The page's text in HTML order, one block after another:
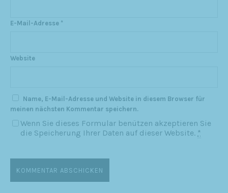
E-Mail-Adresse *
Website
Name, E-Mail-Adresse und Website in diesem Browser für
meinen nächsten Kommentar speichern.
Wenn Sie dieses Formular benützen akzeptieren Sie
die Speicherung Ihrer Daten auf dieser Website. *